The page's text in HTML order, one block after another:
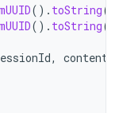
(). toString()
(). toString()
,